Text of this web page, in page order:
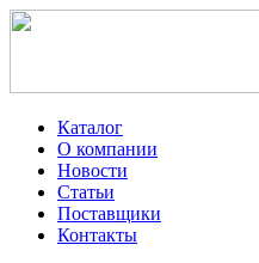
Каталог
О компании
Новости
Статьи
Поставщики
Контакты